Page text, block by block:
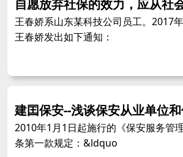
自愿放弃社保的效力，应从社
王春娇系山东某科技公司员工。2017
王春娇发出如下通知：
建囯保安--浅谈保安从业单位
2010年1月1日起施行的《保安服务管
条第一款规定：&ldquo